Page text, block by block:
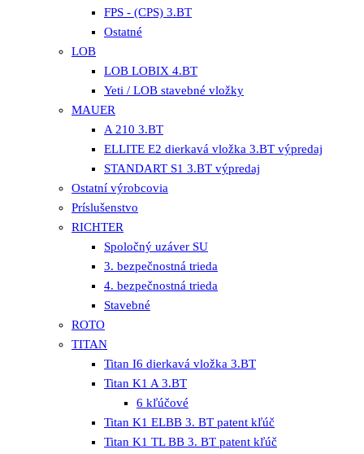
FPS - (CPS) 3.BT
Ostatné
LOB
LOB LOBIX 4.BT
Yeti / LOB stavebné vložky
MAUER
A 210 3.BT
ELLITE E2 dierkavá vložka 3.BT výpredaj
STANDART S1 3.BT výpredaj
Ostatní výrobcovia
Príslušenstvo
RICHTER
Spoločný uzáver SU
3. bezpečnostná trieda
4. bezpečnostná trieda
Stavebné
ROTO
TITAN
Titan I6 dierkavá vložka 3.BT
Titan K1 A 3.BT
6 kľúčové
Titan K1 ELBB 3. BT patent kľúč
Titan K1 TL BB 3. BT patent kľúč